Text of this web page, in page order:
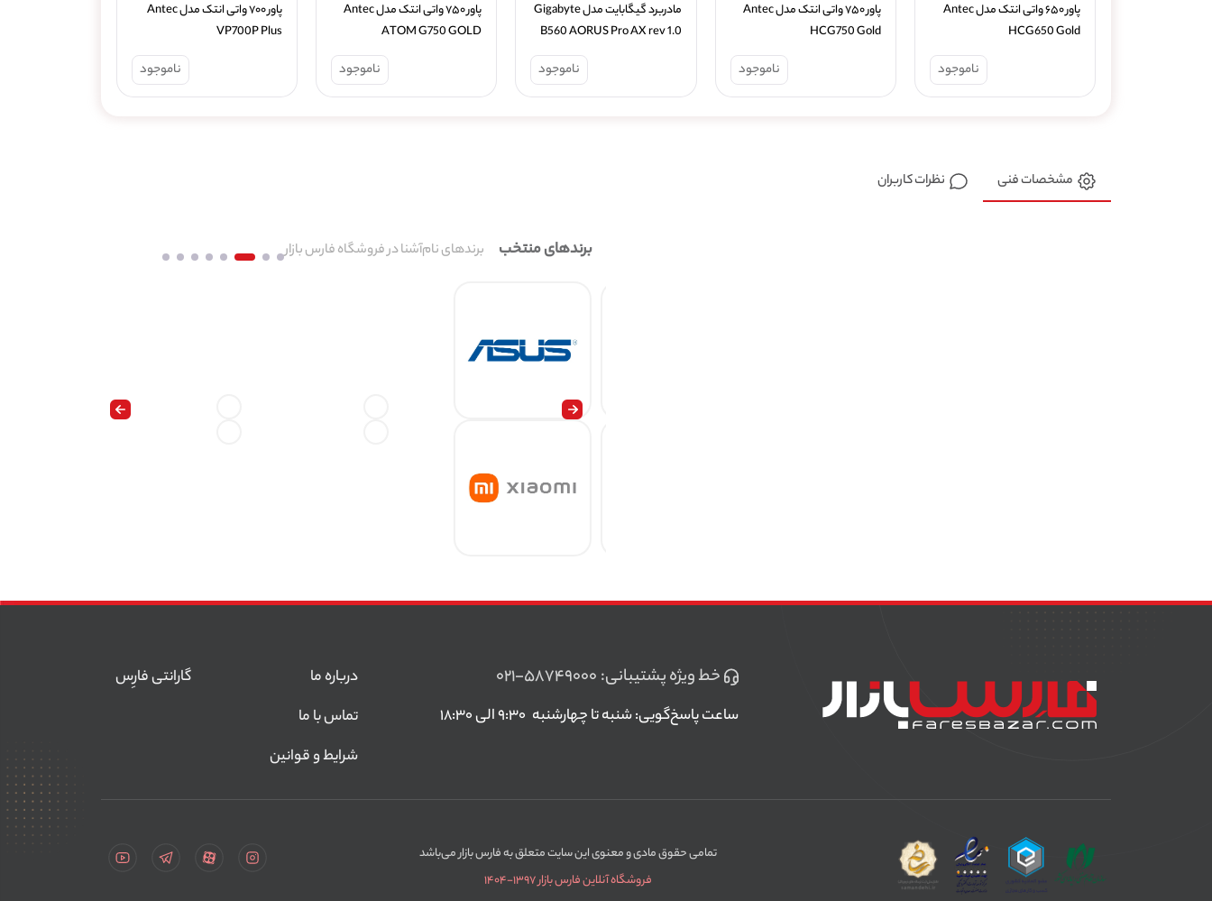
HCG650 Gold
ناموجود
HCG750 Gold
ناموجود
B560 AORUS Pro AX rev 1.0
ناموجود
پاور ۷۵۰ واتی انتک مدل Antec
ATOM G750 GOLD
ناموجود
پاور ۷۰۰ واتی انتک مدل Antec
VP700P Plus
ناموجود
مشخصات فنی نظرات کاربران
برندهای منتخب برندهای نام‌آشنا در فروشگاه فارس بازار
خط ویژه پشتیبانی: ۰۲۱-۵۸۷۴۹۰۰۰
ساعت پاسخ‌گویی: شنبه تا چهارشنبه
درباره ما
تماس با ما
شرایط و قوانین
گارانتی فارِس
تمامی حقوق مادی و معنوی این سایت متعلق به فارس بازار می‌باشد
فروشگاه آنلاین فارس بازار ۱۳۹۷-۱۴۰۴